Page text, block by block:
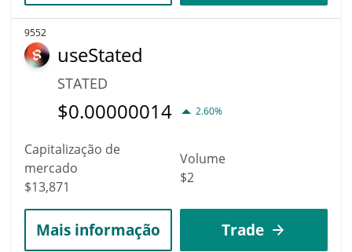
9552
useStated
STATED
$0.00000014 2.60%
Capitalização de
mercado
$13,871
Volume
$2
Mais informação Trade